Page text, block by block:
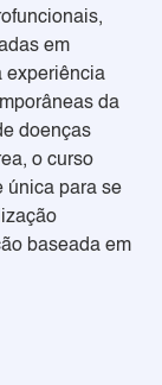
em
experiência
da
doenças
o curso
única para se
baseada em